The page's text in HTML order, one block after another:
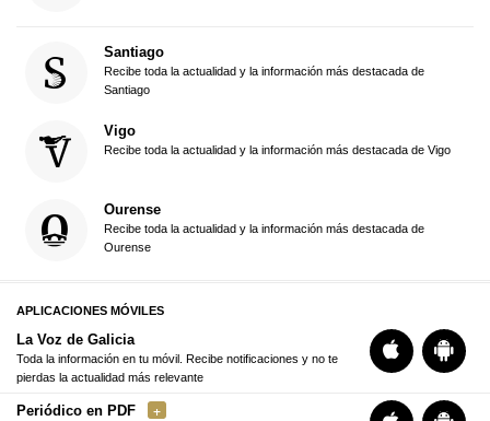
Santiago
Recibe toda la actualidad y la información más destacada de
Santiago
Vigo
Recibe toda la actualidad y la información más destacada de Vigo
Ourense
Recibe toda la actualidad y la información más destacada de
Ourense
APLICACIONES MÓVILES
La Voz de Galicia
Toda la información en tu móvil. Recibe notificaciones y no te
pierdas la actualidad más relevante
Periódico en PDF